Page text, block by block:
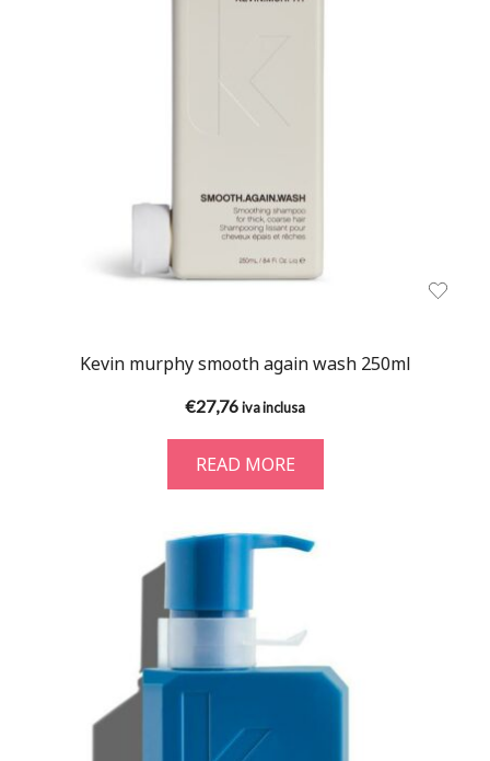
Kevin murphy smooth again wash 250ml
€27,76iva inclusa
READ MORE